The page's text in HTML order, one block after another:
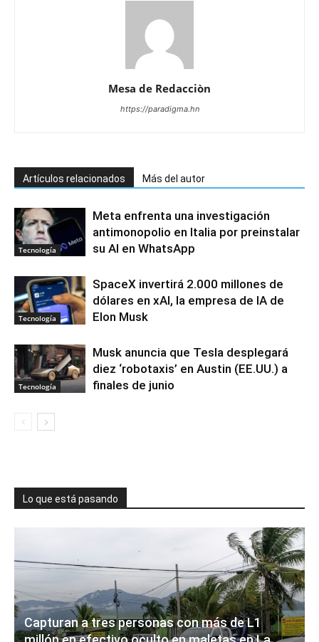
Mesa de Redacciòn
https://paradigma.hn
Artículos relacionados Más del autor
Tecnología
Meta enfrenta una investigación
antimonopolio en Italia por preinstalar
su AI en WhatsApp
Tecnología
SpaceX invertirá 2.000 millones de
dólares en xAI, la empresa de IA de
Elon Musk
Tecnología
Musk anuncia que Tesla desplegará
diez ‘robotaxis’ en Austin (EE.UU.) a
finales de junio
Lo que está pasando
Capturan a tres personas con más de L1